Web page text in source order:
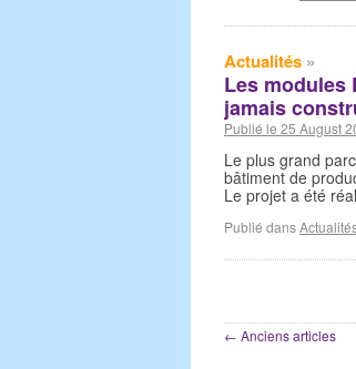
Actualités »
Les modules
jamais
Publié le 25 August
Le plus grand
bâtiment de
Le projet a été
Publié dans
← Anciens articles